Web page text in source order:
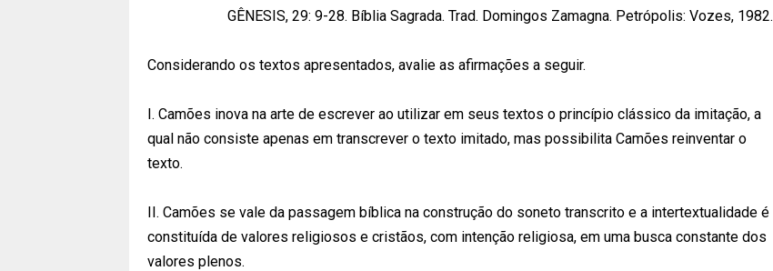
GÊNESIS, 29: 9-28. Bíblia Sagrada. Trad. Domingos Zamagna. Petrópolis: Vozes, 1982.
Considerando os textos apresentados, avalie as afirmações a seguir.
I. Camões inova na arte de escrever ao utilizar em seus textos o princípio clássico da imitação, a
qual não consiste apenas em transcrever o texto imitado, mas possibilita Camões reinventar o
texto.
II. Camões se vale da passagem bíblica na construção do soneto transcrito e a intertextualidade é
constituída de valores religiosos e cristãos, com intenção religiosa, em uma busca constante dos
valores plenos.